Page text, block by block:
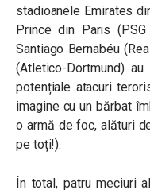
stadioanele Emirates
Prince din Paris
Santiago Bernabéu
(Atletico-Dortmund)
potențiale atacuri
imagine cu un bărbat
o armă de foc, alături
pe toți!).
În total, patru meciuri